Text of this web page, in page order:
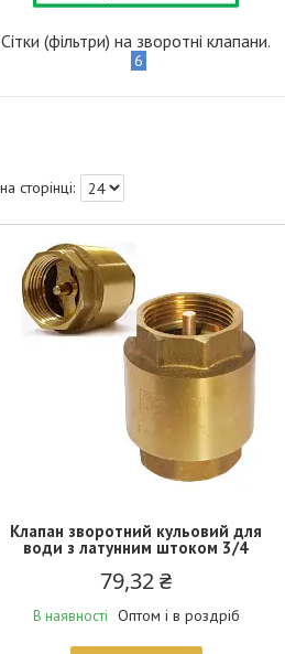
Сітки (фільтри) на зворотні клапани.
6
Клапан зворотний кульовий для
води з латунним штоком 3/4
79,32 ₴
В наявності Оптом і в роздріб